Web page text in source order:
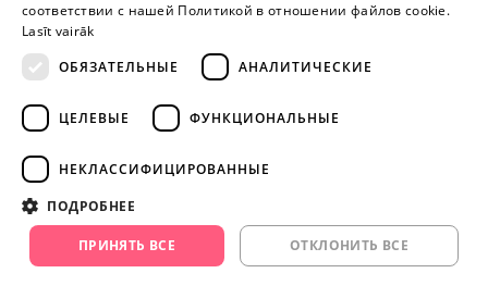
информацию и изо.
+371 29 994 357
info@yesyes.lv
facebook.com/yesyes.lv
соответствии с нашей Политикой в ​​отношении файлов cookie.
Lasīt vairāk
ОБЯЗАТЕЛЬНЫЕ
АНАЛИТИЧЕСКИЕ
ЦЕЛЕВЫЕ ФУНКЦИОНАЛЬНЫЕ
НЕКЛАССИФИЦИРОВАННЫЕ
ПОДРОБНЕЕ
ПРИНЯТЬ ВСЕ ОТКЛОНИТЬ ВСЕ